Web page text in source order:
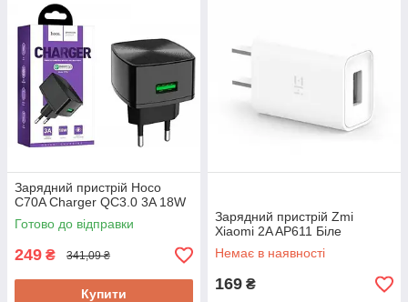
Зарядний пристрій Hoco
C70A Charger QC3.0 3A 18W
Готово до відправки
249 ₴ 341,09 ₴
Купити
Зарядний пристрій Zmi
Xiaomi 2A AP611 Біле
Немає в наявності
169 ₴